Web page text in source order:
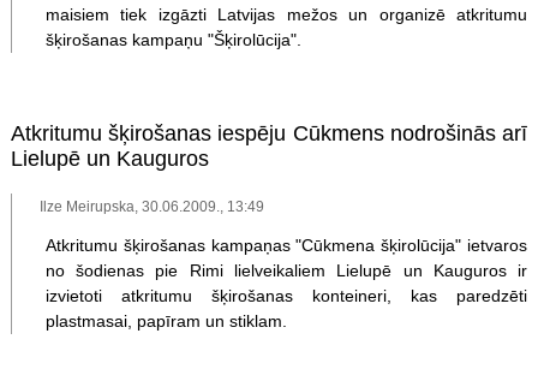
maisiem tiek izgāzti Latvijas mežos un organizē atkritumu
šķirošanas kampaņu "Šķirolūcija".
Atkritumu šķirošanas iespēju Cūkmens nodrošinās arī
Lielupē un Kauguros
Ilze Meirupska, 30.06.2009., 13:49
Atkritumu šķirošanas kampaņas "Cūkmena šķirolūcija" ietvaros
no šodienas pie Rimi lielveikaliem Lielupē un Kauguros ir
izvietoti atkritumu šķirošanas konteineri, kas paredzēti
plastmasai, papīram un stiklam.